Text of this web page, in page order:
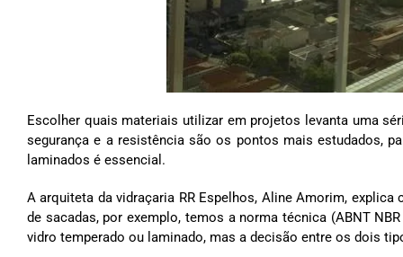
Escolher quais materiais utilizar em projetos levanta uma
segurança e a resistência são os pontos mais estudados,
laminados é essencial.
A arquiteta da vidraçaria RR Espelhos, Aline Amorim,
de sacadas, por exemplo, temos a norma técnica (ABNT
vidro temperado ou laminado, mas a decisão entre os dois